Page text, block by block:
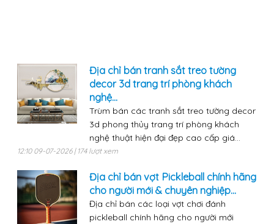
Địa chỉ bán tranh sắt treo tường
decor 3d trang trí phòng khách
nghệ...
Trùm bán các tranh sắt treo tường decor
3d phong thủy trang trí phòng khách
nghệ thuật hiện đại đẹp cao cấp giá...
12:10 09-07-2026 | 174 lượt xem
Địa chỉ bán vợt Pickleball chính hãng
cho người mới & chuyên nghiệp...
Địa chỉ bán các loại vợt chơi đánh
pickleball chính hãng cho người mới